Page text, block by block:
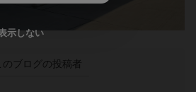
のブログの投稿者
示しない